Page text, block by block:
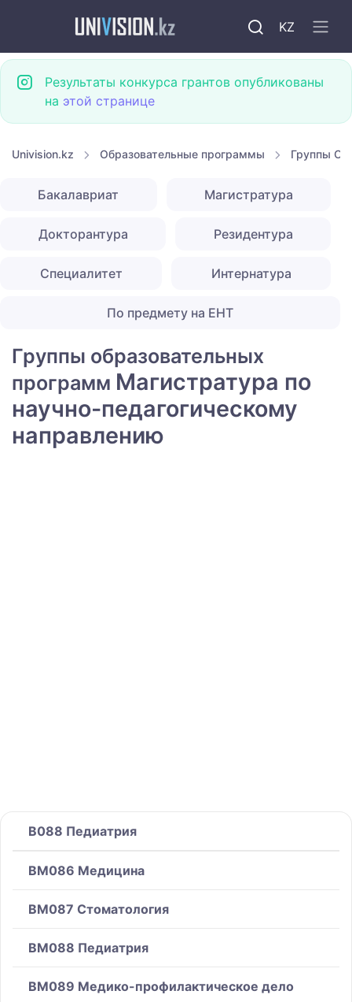
KZ
Результаты конкурса грантов опубликованы
на этой странице
Univision.kz Образовательные программы Группы ОП
Бакалавриат Магистратура
Докторантура Резидентура
Специалитет Интернатура
По предмету на ЕНТ
Группы образовательных
программ Магистратура по
научно-педагогическому
направлению
B088 Педиатрия
BM086 Медицина
BM087 Стоматология
BM088 Педиатрия
BM089 Медико-профилактическое дело